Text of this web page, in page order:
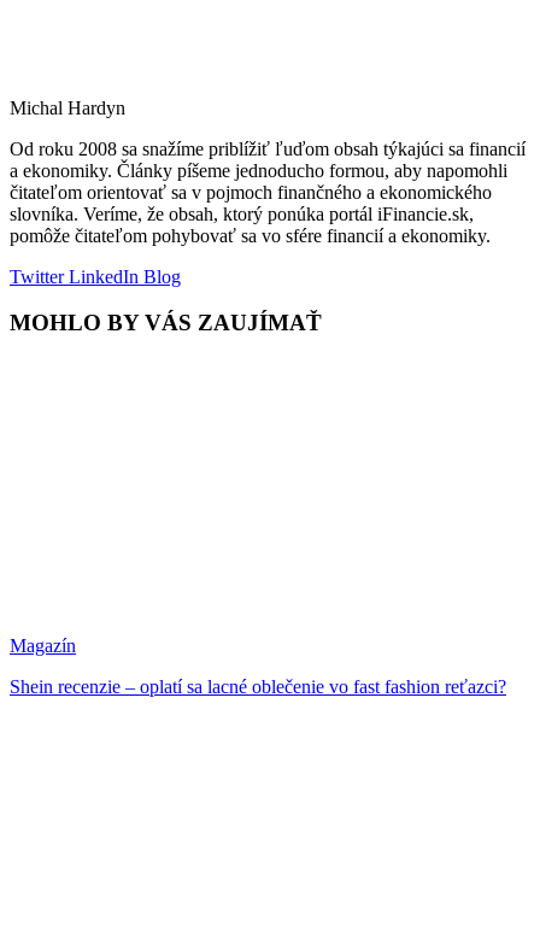
Michal Hardyn
Od roku 2008 sa snažíme priblížiť ľuďom obsah týkajúci sa financií
a ekonomiky. Články píšeme jednoducho formou, aby napomohli
čitateľom orientovať sa v pojmoch finančného a ekonomického
slovníka. Veríme, že obsah, ktorý ponúka portál iFinancie.sk,
pomôže čitateľom pohybovať sa vo sfére financií a ekonomiky.
TwitterLinkedIn Blog
MOHLO BY VÁS ZAUJÍMAŤ
Magazín
Shein recenzie – oplatí sa lacné oblečenie vo fast fashion reťazci?